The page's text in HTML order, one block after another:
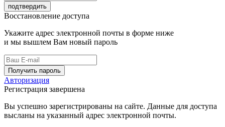
подтвердить
Восстановление доступа
Укажите адрес электронной почты в форме ниже
и мы вышлем Вам новый пароль
Получить пароль
Авторизация
Регистрация завершена
Вы успешно зарегистрированы на сайте. Данные для доступа
высланы на указанный адрес электронной почты.